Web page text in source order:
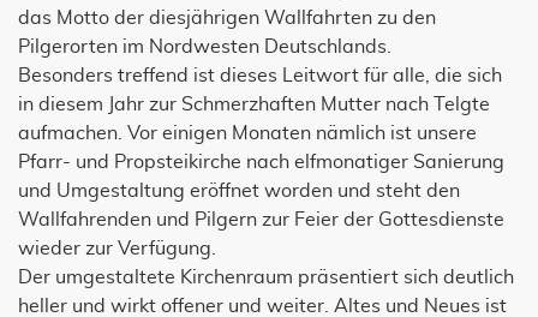
das Motto der diesjährigen Wallfahrten zu den
Pilgerorten im Nordwesten Deutschlands.
Besonders treffend ist dieses Leitwort für alle, die sich
in diesem Jahr zur Schmerzhaften Mutter nach Telgte
aufmachen. Vor einigen Monaten nämlich ist unsere
Pfarr- und Propsteikirche nach elfmonatiger Sanierung
und Umgestaltung eröffnet worden und steht den
Wallfahrenden und Pilgern zur Feier der Gottesdienste
wieder zur Verfügung.
Der umgestaltete Kirchenraum präsentiert sich deutlich
heller und wirkt offener und weiter. Altes und Neues ist